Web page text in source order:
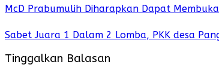
McD Prabumulih Diharapkan Dapat
Sabet Juara 1 Dalam 2 Lomba, PKK desa
Tinggalkan Balasan